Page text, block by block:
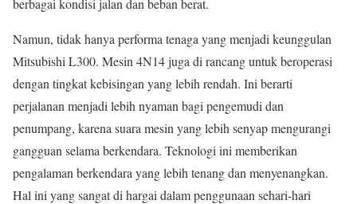
berbagai kondisi jalan dan beban berat.
Namun, tidak hanya performa tenaga yang menjadi keunggulan
Mitsubishi L300. Mesin 4N14 juga di rancang untuk beroperasi
dengan tingkat kebisingan yang lebih rendah. Ini berarti
perjalanan menjadi lebih nyaman bagi pengemudi dan
penumpang, karena suara mesin yang lebih senyap mengurangi
gangguan selama berkendara. Teknologi ini memberikan
pengalaman berkendara yang lebih tenang dan menyenangkan.
Hal ini yang sangat di hargai dalam penggunaan sehari-hari